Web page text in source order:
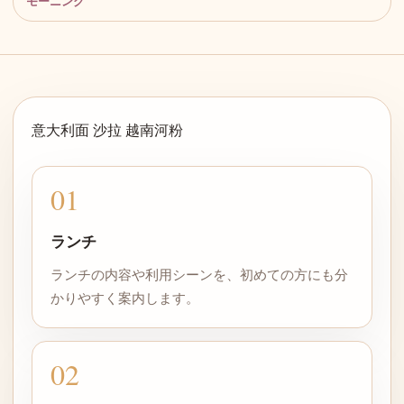
意大利面 沙拉 越南河粉
01
ランチ
ランチの内容や利用シーンを、初めての方にも分
かりやすく案内します。
02